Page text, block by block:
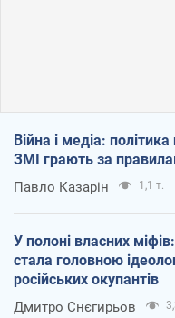
Війна і медіа:
ЗМІ грають за
Павло Казарін 1,1 т.
У полоні власних
стала головною
російських окупантів
Дмитро Снєгирьов